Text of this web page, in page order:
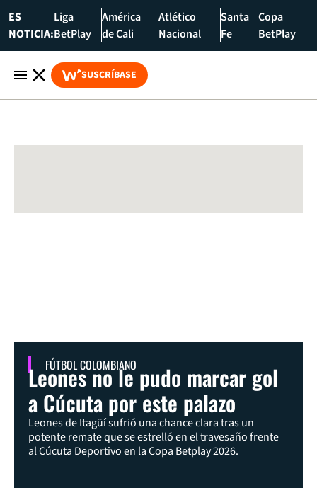
ES
NOTICIA:
Liga
BetPlay
América
de Cali
Atlético
Nacional
Santa
Fe
Copa
BetPlay
SUSCRÍBASE
FÚTBOL COLOMBIANO
Leones no le pudo marcar gol
a Cúcuta por este palazo
Leones de Itagüí sufrió una chance clara tras un
potente remate que se estrelló en el travesaño frente
al Cúcuta Deportivo en la Copa Betplay 2026.